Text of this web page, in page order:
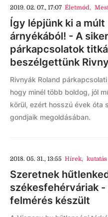
2019. 02. 07., 17:07 Életmód,
Így lépjünk ki a múlt
árnyékából! - A
párkapcsolatok
beszélgettünk
Rivnyák Roland
hogy minél több boldog, jól
körül, ezért hosszú évek óta
gondjaik megoldásában.
2018. 05. 31., 13:55 Hírek, kutatás
Szeretnek
székesfehérváriak
felmérés készült